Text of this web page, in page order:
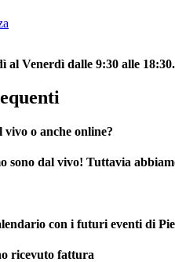
al Venerdì dalle 9:30 alle 18:30.
vivo o anche online?
sono dal vivo! Tuttavia
con i futuri eventi di
ricevuto fattura